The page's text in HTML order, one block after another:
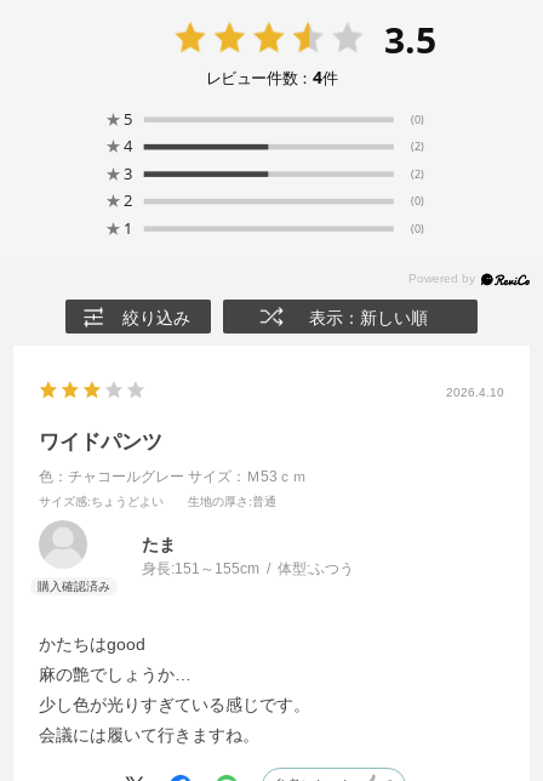
3.5
レビュー件数： 4件
★ 5 (0)
★4 (2)
★3 (2)
★2 (0)
★ 1 (0)
絞り込み 表示：新しい順
2026.4.10
ワイドパンツ
色：チャコールグレー サイズ：Ｍ53ｃｍ
サイズ感:ちょうどよい 生地の厚さ :普通
たま
身長:151～155cm 体型:ふつう
かたちはgood
麻の艶でしょうか…
少し色が光りすぎている感じです。
会議には履いて行きますね。